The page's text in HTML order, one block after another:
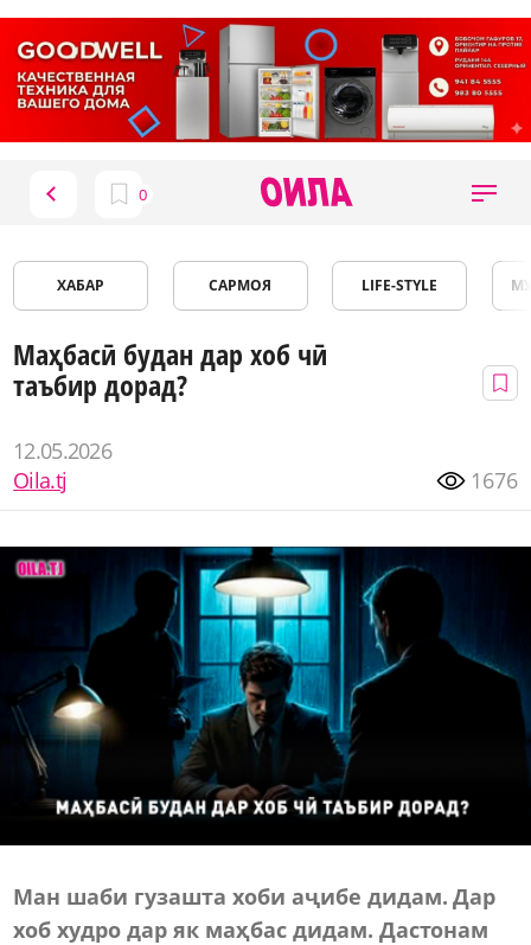
ХАБАР САРМОЯ LIFE-STYLE
Маҳбасӣ будан дар хоб чӣ
таъбир дорад?
12.05.2026
Oila.tj
1676
Ман шаби гузашта хоби аҷибе дидам. Дар
хоб худро дар як маҳбас дидам. Дастонам